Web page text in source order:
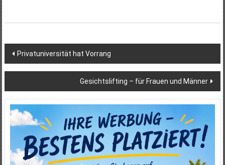
Beitragsnavigation
Privatuniversität hat Vorrang
Gesichtslifting – für Frauen und Männer